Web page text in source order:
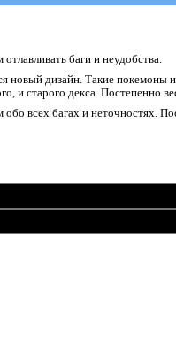
баги и неудобства.
новый дизайн. Такие
и старого декса. Постепенно
всех багах и неточностях.